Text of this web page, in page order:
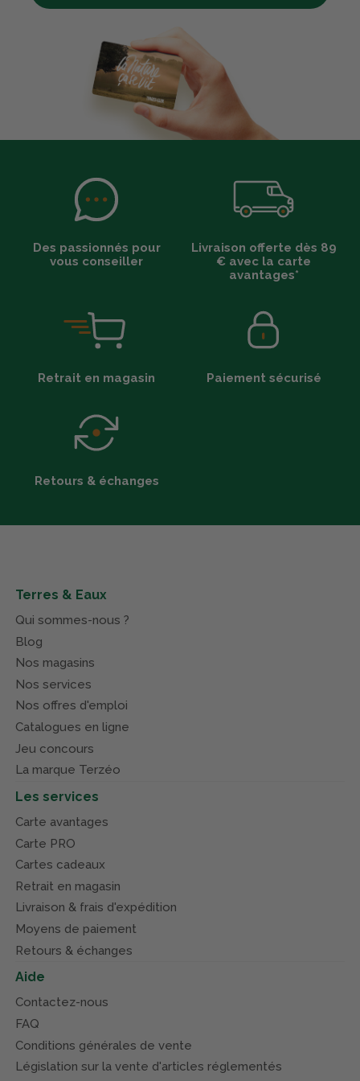
Des passionnés pour
vous conseiller
Livraison offerte dès 89
€ avec la carte
avantages*
Retrait en magasin Paiement sécurisé
Retours & échanges
Terres & Eaux
Qui sommes-nous ?
Blog
Nos magasins
Nos services
Nos offres d'emploi
Catalogues en ligne
Jeu concours
La marque Terzéo
Les services
Carte avantages
Carte PRO
Cartes cadeaux
Retrait en magasin
Livraison & frais d'expédition
Moyens de paiement
Retours & échanges
Aide
Contactez-nous
FAQ
Conditions générales de vente
Législation sur la vente d'articles réglementés